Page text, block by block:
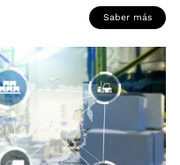
Saber más